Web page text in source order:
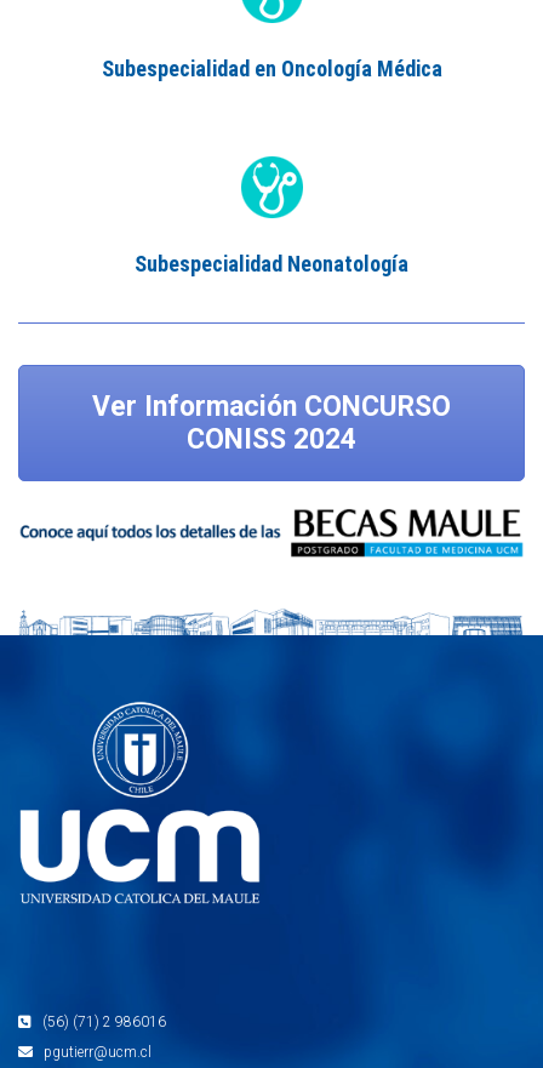
Subespecialidad en Oncología Médica
Subespecialidad Neonatología
Ver Información CONCURSO
CONISS 2024
(56) (71) 2 986016
pgutierr@ucm.cl